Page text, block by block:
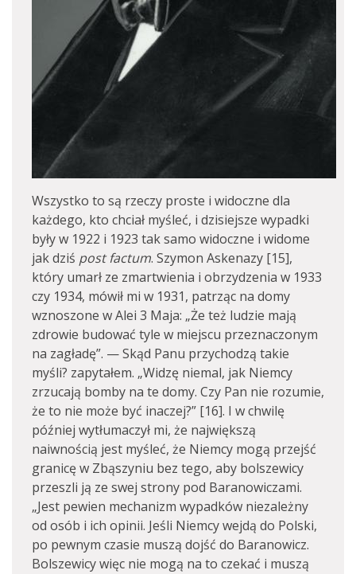
Wszystko to są rzeczy proste i widoczne dla
każdego, kto chciał myśleć, i dzisiejsze wypadki
były w 1922 i 1923 tak samo widoczne i widome
jak dziś post factum. Szymon Askenazy [15],
który umarł ze zmartwienia i obrzydzenia w 1933
czy 1934, mówił mi w 1931, patrząc na domy
wznoszone w Alei 3 Maja: „Że też ludzie mają
zdrowie budować tyle w miejscu przeznaczonym
na zagładę”. — Skąd Panu przychodzą takie
myśli? zapytałem. „Widzę niemal, jak Niemcy
zrzucają bomby na te domy. Czy Pan nie rozumie,
że to nie może być inaczej?” [16]. I w chwilę
później wytłumaczył mi, że największą
naiwnością jest myśleć, że Niemcy mogą przejść
granicę w Zbąszyniu bez tego, aby bolszewicy
przeszli ją ze swej strony pod Baranowiczami.
„Jest pewien mechanizm wypadków niezależny
od osób i ich opinii. Jeśli Niemcy wejdą do Polski,
po pewnym czasie muszą dojść do Baranowicz.
Bolszewicy więc nie mogą na to czekać i muszą